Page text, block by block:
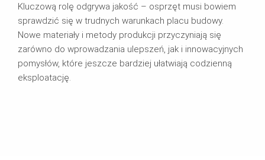
Kluczową rolę odgrywa jakość – osprzęt musi bowiem
sprawdzić się w trudnych warunkach placu budowy.
Nowe materiały i metody produkcji przyczyniają się
zarówno do wprowadzania ulepszeń, jak i innowacyjnych
pomysłów, które jeszcze bardziej ułatwiają codzienną
eksploatację.